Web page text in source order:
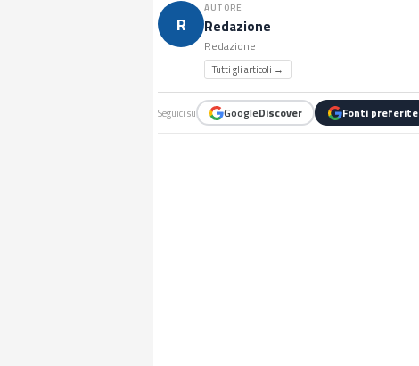
R
AUTORE
Redazione
Redazione
Tutti gli articoli →
Seguici su GoogleDiscover Fonti preferite